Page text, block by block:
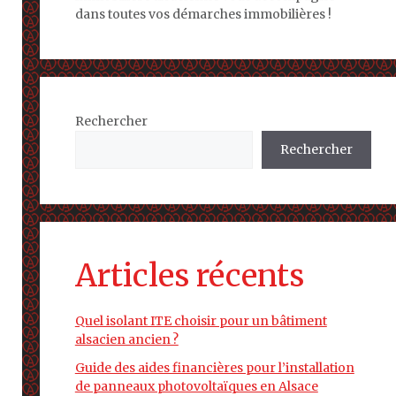
dans toutes vos démarches immobilières !
Rechercher
Rechercher
Articles récents
Quel isolant ITE choisir pour un bâtiment
alsacien ancien ?
Guide des aides financières pour l’installation
de panneaux photovoltaïques en Alsace